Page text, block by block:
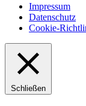
Impressum
Datenschutz
Cookie-
Schließen